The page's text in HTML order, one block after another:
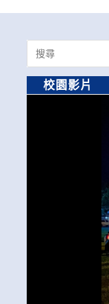
Search
for:
校園影片